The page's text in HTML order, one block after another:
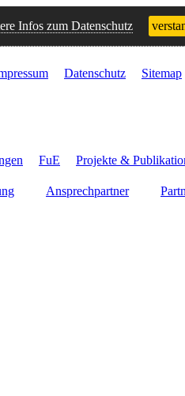
Infos zum Datenschutz
Datenschutz Sitemap
FuE Projekte &
Ansprechpartner